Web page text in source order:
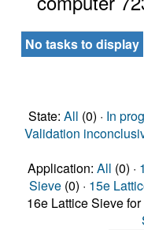
No tasks to display
State: All (0) · In
Validation
Application: All (0) ·
Sieve (0) · 15e
16e Lattice Sieve